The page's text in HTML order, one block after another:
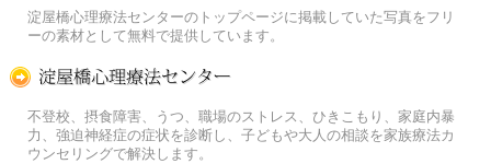
淀屋橋心理療法センターのトップページに掲載していた写真をフリ
ーの素材として無料で提供しています。
不登校、摂食障害、うつ、職場のストレス、ひきこもり、家庭内暴
力、強迫神経症の症状を診断し、子どもや大人の相談を家族療法カ
ウンセリングで解決します。